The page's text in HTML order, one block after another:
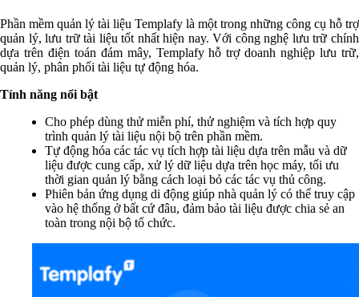
Phần mềm quản lý tài liệu Templafy là một trong những công cụ hỗ trợ
quản lý, lưu trữ tài liệu tốt nhất hiện nay. Với công nghệ lưu trữ chính
dựa trên điện toán đám mây, Templafy hỗ trợ doanh nghiệp lưu trữ,
quản lý, phân phối tài liệu tự động hóa.
Tính năng nổi bật
Cho phép dùng thử miễn phí, thử nghiệm và tích hợp quy
trình quản lý tài liệu nội bộ trên phần mềm.
Tự động hóa các tác vụ tích hợp tài liệu dựa trên mẫu và dữ
liệu được cung cấp, xử lý dữ liệu dựa trên học máy, tối ưu
thời gian quản lý bằng cách loại bỏ các tác vụ thủ công.
Phiên bản ứng dụng di động giúp nhà quản lý có thể truy cập
vào hệ thống ở bất cứ đâu, đảm bảo tài liệu được chia sẻ an
toàn trong nội bộ tổ chức.